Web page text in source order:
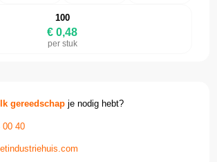
100
€ 0,48
per stuk
gereedschap je nodig hebt?
00 40